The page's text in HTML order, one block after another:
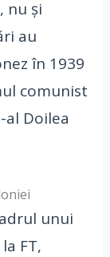
nu și
au
în 1939
comunist
Doilea
unui
FT,